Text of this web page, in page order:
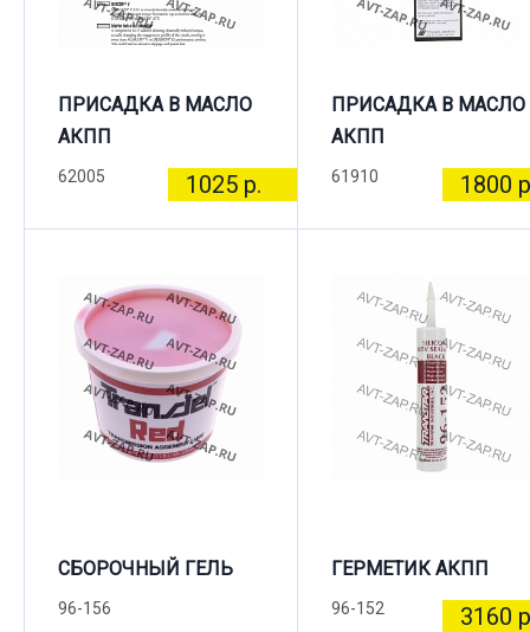
ПРИСАДКА В МАСЛО
АКПП
62005 1025 р.
ПРИСАДКА В МАСЛО
АКПП
61910 1800
СБОРОЧНЫЙ ГЕЛЬ
96-156
ГЕРМЕТИК АКПП
96-152 3160